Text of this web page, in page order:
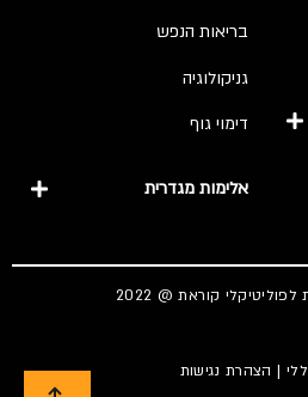
בריאות הנפש
גניקולוגיה
דימוי גוף
אלימות מגדרית
קוראת @ 2022
| הצהרת נגישות